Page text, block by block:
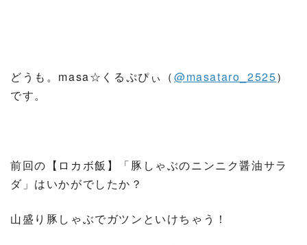
どうも。masa☆くるぷぴぃ（@masataro_2525）
です。
前回の【ロカボ飯】「豚しゃぶのニンニク醤油サラ
ダ」はいかがでしたか？
山盛り豚しゃぶでガツンといけちゃう！